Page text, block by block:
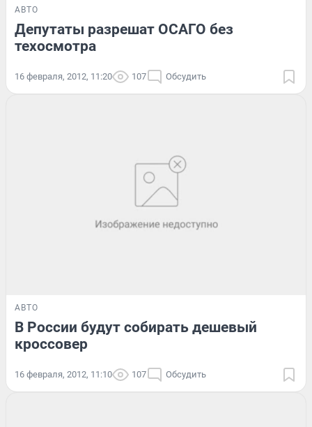
АВТО
Депутаты разрешат ОСАГО без
техосмотра
16 февраля, 2012, 11:20 107 Обсудить
АВТО
В России будут собирать дешевый
кроссовер
16 февраля, 2012, 11:10 107 Обсудить